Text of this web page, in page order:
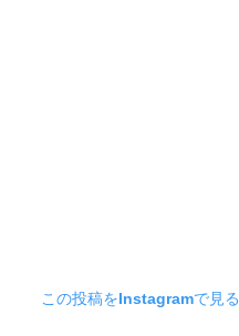
この投稿をInstagramで見る